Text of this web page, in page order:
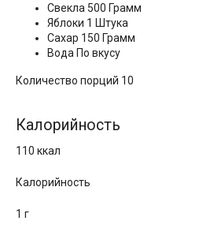
Свекла 500 Грамм
Яблоки 1 Штука
Сахар 150 Грамм
Вода По вкусу
Количество порций 10
Калорийность
110 ккал
Калорийность
1 г